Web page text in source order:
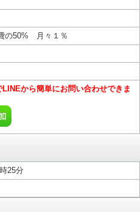
の50% 月々１％
LINEから簡単にお問い合わせできま
25分